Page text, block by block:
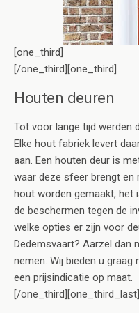
[one_third]
[/one_third][one_third]
Houten deuren
Tot voor lange tijd werden
Elke hout fabriek levert
aan. Een houten deur is
waar deze sfeer brengt en
hout worden gemaakt, het
de beschermen tegen de
welke opties er zijn voor
Dedemsvaart? Aarzel
nemen. Wij bieden u
een prijsindicatie op maat.
[/one_third][one_third_last]